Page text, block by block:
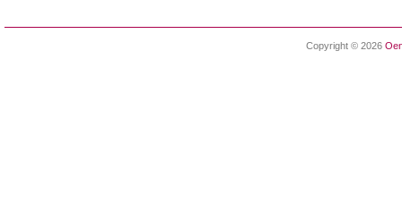
Copyright © 2026